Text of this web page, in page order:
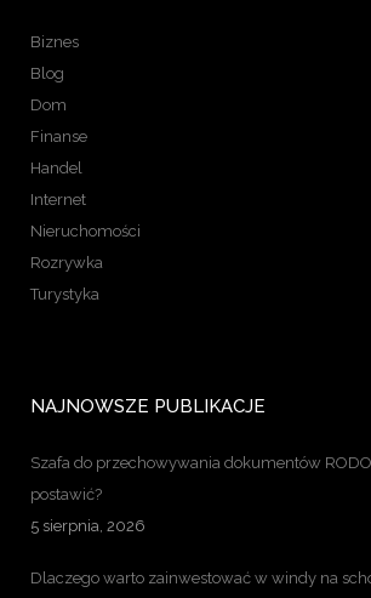
Biznes
Blog
Dom
Finanse
Handel
Internet
Nieruchomości
Rozrywka
Turystyka
NAJNOWSZE PUBLIKACJE
Szafa do przechowywania dokumentów
postawić?
5 sierpnia, 2026
Dlaczego warto zainwestować w windy na